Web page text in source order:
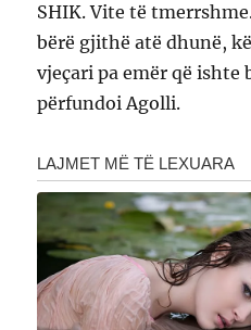
SHIK. Vite të
bërë gjithë atë dhunë,
vjeçari pa emër që
përfundoi Agolli.